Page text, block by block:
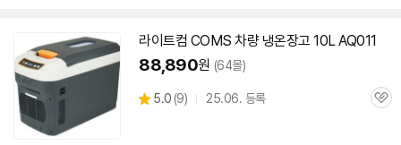
라이트컴 COMS 차량 냉온장고 10L AQ011
88,890원 (64몰)
별
5.0 (상
9) 25.06. 등록
관